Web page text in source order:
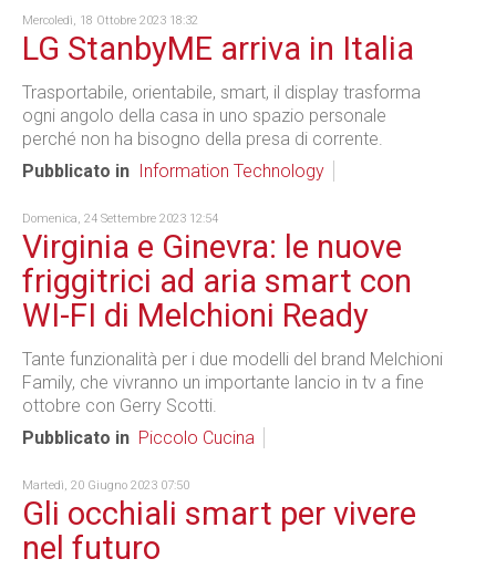
Mercoledì, 18 Ottobre 2023 18:32
LG StanbyME arriva in Italia
Trasportabile, orientabile, smart, il display trasforma
ogni angolo della casa in uno spazio personale
perché non ha bisogno della presa di corrente.
Pubblicato in
Information Technology
Domenica, 24 Settembre 2023 12:54
Virginia e Ginevra: le nuove
friggitrici ad aria smart con
WI-FI di Melchioni Ready
Tante funzionalità per i due modelli del brand Melchioni
Family, che vivranno un importante lancio in tv a fine
ottobre con Gerry Scotti.
Pubblicato in Piccolo Cucina
Martedì, 20 Giugno 2023 07:50
Gli occhiali smart per vivere
nel futuro